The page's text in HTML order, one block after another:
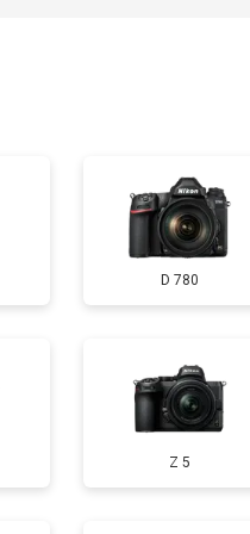
D 780
Z 5